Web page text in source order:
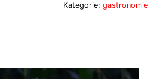
Kategorie: gastronomie